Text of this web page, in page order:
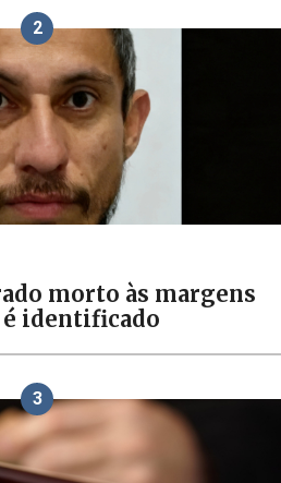
2
morto às margens
identificado
3